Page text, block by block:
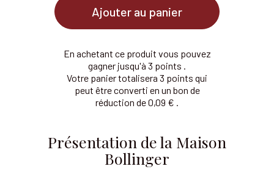
Ajouter au panier
En achetant ce produit vous pouvez
gagner jusqu'à 3 points .
Votre panier totalisera 3 points qui
peut être converti en un bon de
réduction de 0,09 € .
Présentation de la Maison
Bollinger